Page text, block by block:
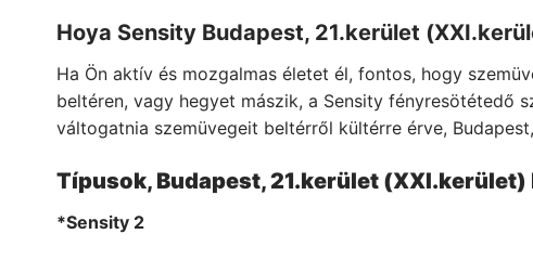
Hoya Sensity Budapest, 21.kerület
Ha Ön aktív és mozgalmas életet él, fontos, hogy
beltéren, vagy hegyet mászik, a Sensity fényresötétedő
váltogatnia szemüvegeit beltérről kültérre érve,
Típusok, Budapest, 21.kerület (XXI.kerület)
*Sensity 2